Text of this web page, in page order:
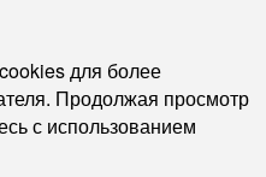
для более
Продолжая просмотр
с использованием